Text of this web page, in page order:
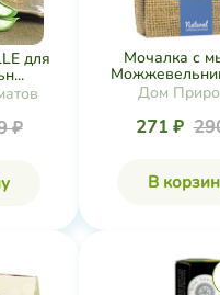
для
₽
Мочалка с
Дом
271 ₽
В